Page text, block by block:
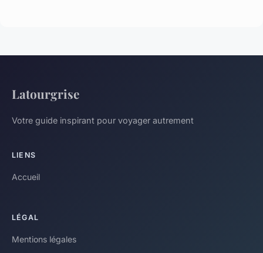
Latourgrise
Votre guide inspirant pour voyager autrement
LIENS
Accueil
LÉGAL
Mentions légales